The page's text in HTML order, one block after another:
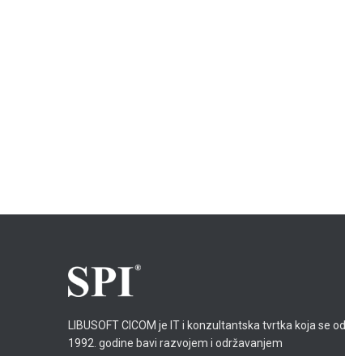
LIBUSOFT CICOM je IT i konzultantska tvrtka koja se od
1992. godine bavi razvojem i održavanjem